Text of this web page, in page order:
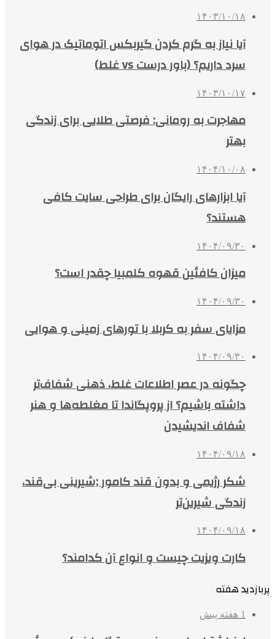
۱۴۰۳/۱۰/۱۸
آیا نیاز به گرم کردن گیربکس اتوماتیک در هوای
سرد داریم؟ (باور درست vs غلط)
۱۴۰۳/۱۰/۱۷
مهاجرت به رومانی: فرصتی طلایی برای زندگی
بهتر
۱۴۰۴/۱۰/۰۸
آیا ابزارهای رایگان برای طراحی سایت کافی
هستند؟
۱۴۰۴/۰۹/۳۰
میزان کافئین قهوه کلمبیا چقدر است؟
۱۴۰۴/۰۹/۳۰
مزایای سفر به کربلا با تورهای زمینی و هوایی
۱۴۰۴/۰۹/۳۰
چگونه در عصر اطلاعات غلط، ذهنی شفاف‌تر
داشته باشیم؟ از پروپگاندا تا مغلطه‌ها و هنر
شفاف اندیشیدن
۱۴۰۴/۰۹/۱۸
شکر رژیمی و بدون قند کامور ;شیرینی بی‌قند،
زندگی شیرین‌تر
۱۴۰۴/۰۹/۱۸
کارت ویزیت چیست و انواع آن کدامند؟
پربازدید هفته
1 هفته پیش